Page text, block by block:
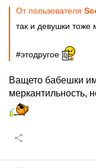
От пользователя
так и девушки тоже
#этодругое
Ващето бабешки
меркантильность,